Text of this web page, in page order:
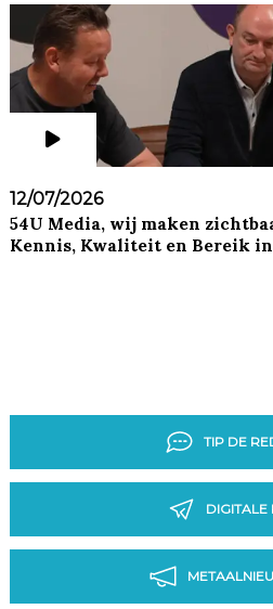
12/07/2026
54U Media, wij maken
Kennis, Kwaliteit en Bereik
TIP DE
DIGITALE